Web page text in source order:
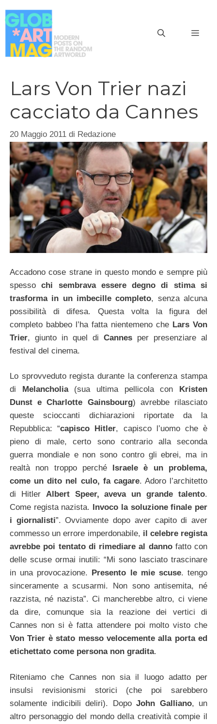
al
contenuto
Lars Von Trier nazi
cacciato da Cannes
20 Maggio 2011 di Redazione
Accadono cose strane in questo mondo e sempre più
spessochi sembrava essere degno di stima si
trasforma in un imbecille completo, senza alcuna
possibilità di difesa. Questa volta la figura del
completo babbeo l’ha fatta nientemeno che Lars Von
Trier, giunto in quel di Cannes per presenziare al
festival del cinema.
Lo sprovveduto regista durante la conferenza stampa
di
Melancholia (sua ultima pellicola con
Kristen
Dunst e Charlotte Gainsbourg) avrebbe rilasciato
queste scioccanti dichiarazioni riportate da la
Repubblica: “capisco Hitler, capisco l’uomo che è
pieno di male, certo sono contrario alla seconda
guerra mondiale e non sono contro gli ebrei, ma in
realtà non troppo perché
Israele è un problema,
come un dito nel culo, fa cagare. Adoro l’architetto
di Hitler Albert Speer, aveva un grande talento.
Come regista nazista.
Invoco la soluzione finale per
i giornalisti”.Ovviamente dopo aver capito di aver
commesso un errore imperdonabile, il celebre regista
avrebbe poi tentato di rimediare al dannofatto con
delle scuse ormai inutili: “Mi sono lasciato trascinare
in una provocazione.
Presento le mie scuse. tengo
sinceramente a scusarmi. Non sono antisemita, né
razzista, né nazista”. Ci mancherebbe altro, ci viene
da dire, comunque sia la reazione dei vertici di
Cannes non si è fatta attendere poi molto visto che
Von Trier è stato messo velocemente alla porta ed
etichettato come persona non gradita.
Riteniamo che Cannes non sia il luogo adatto per
insulsi revisionismi storici (che poi sarebbero
solamente indicibili deliri). Dopo John Galliano, un
altro personaggio del mondo della creatività compie il